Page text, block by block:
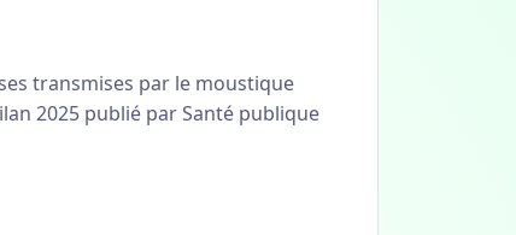
transmises par le moustique
2025 publié par Santé publique